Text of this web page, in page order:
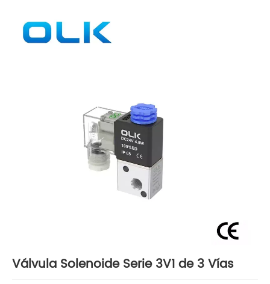
Válvula Solenoide Serie 3V1 de 3 Vías